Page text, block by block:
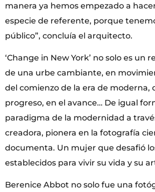
manera ya hemos empezado a
especie de referente, porque
público”, concluía el arquitecto.
‘Change in New York’ no solo es un
de una urbe cambiante, en
del comienzo de la era de moderna,
progreso, en el avance… De igual
paradigma de la modernidad a
creadora, pionera en la fotografía
documenta. Un mujer que desafió
establecidos para vivir su vida y su
Berenice Abbot no solo fue una